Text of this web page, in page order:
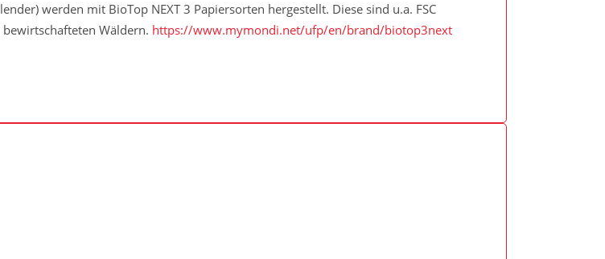
werden mit BioTop NEXT 3 Papiersorten hergestellt. Diese sind u.a. FSC
Wäldern. https://www.mymondi.net/ufp/en/brand/biotop3next